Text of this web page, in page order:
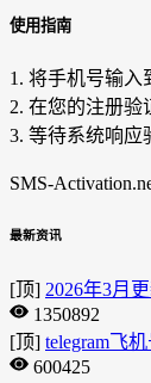
使用指南
1. 将手机号输入
2. 在您的注册
3. 等待系统响应
SMS-
最新资讯
[顶] 2026年3月
1350892
[顶] telegram飞
600425